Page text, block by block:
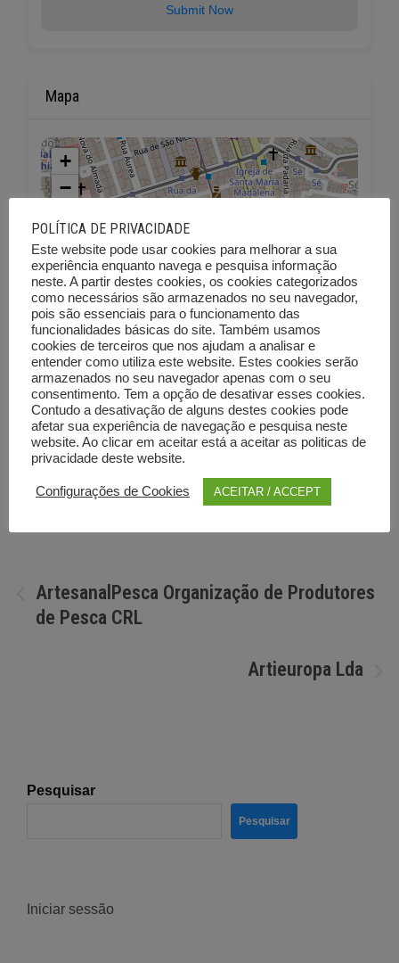
Submit Now
Mapa
+
−
PorDiretorio anunciante
Navegação
de
ArtesanalPesca Organização de Produtores
de Pesca CRL
Artieuropa Lda
Pesquisar
Pesquisar
Iniciar sessão
POLÍTICA DE PRIVACIDADE
Este website pode usar cookies para melhorar a sua
experiência enquanto navega e pesquisa informação
neste. A partir destes cookies, os cookies categorizados
como necessários são armazenados no seu navegador,
pois são essenciais para o funcionamento das
funcionalidades básicas do site. Também usamos
cookies de terceiros que nos ajudam a analisar e
entender como utiliza este website. Estes cookies serão
armazenados no seu navegador apenas com o seu
consentimento. Tem a opção de desativar esses cookies.
Contudo a desativação de alguns destes cookies pode
afetar sua experiência de navegação e pesquisa neste
website. Ao clicar em aceitar está a aceitar as politicas de
privacidade deste website.
Configurações de Cookies ACEITAR / ACCEPT